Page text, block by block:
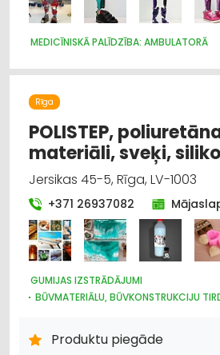
MEDICĪNISKĀ PALĪDZĪBA: AMBULATORĀ
Rīga
POLISTEP,
materiāli, sveķi,
Jersikas 45-5, Rīga, LV-1003
+371 26937082
GUMIJAS IZSTRĀDĀJUMI
BŪVMATERIĀLU, BŪVKONSTRUKCIJU
BŪVMATERIĀLU, BŪVKONSTRUKCIJU
INTERNETVEIKALI, E-KOMERCIJA
Produktu piegāde